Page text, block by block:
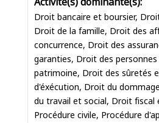
Droit bancaire et boursier,
Droit de la famille, Droit des
concurrence, Droit des
garanties, Droit des
patrimoine, Droit des sûretés
d'éxécution, Droit du
du travail et social, Droit fiscal
Procédure civile, Procédure